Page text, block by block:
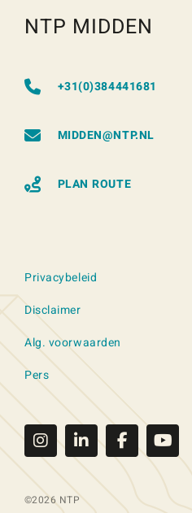
NTP MIDDEN
+31(0)384441681
MIDDEN@NTP.NL
PLAN ROUTE
Privacybeleid
Disclaimer
Alg. voorwaarden
Pers
©2026 NTP